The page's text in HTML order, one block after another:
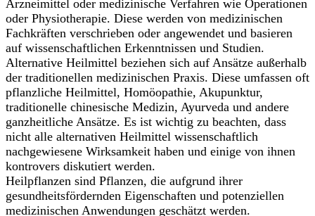
Arzneimittel oder medizinische Verfahren wie Operationen
oder Physiotherapie. Diese werden von medizinischen
Fachkräften verschrieben oder angewendet und basieren
auf wissenschaftlichen Erkenntnissen und Studien.
Alternative Heilmittel beziehen sich auf Ansätze außerhalb
der traditionellen medizinischen Praxis. Diese umfassen oft
pflanzliche Heilmittel, Homöopathie, Akupunktur,
traditionelle chinesische Medizin, Ayurveda und andere
ganzheitliche Ansätze. Es ist wichtig zu beachten, dass
nicht alle alternativen Heilmittel wissenschaftlich
nachgewiesene Wirksamkeit haben und einige von ihnen
kontrovers diskutiert werden.
Heilpflanzen sind Pflanzen, die aufgrund ihrer
gesundheitsfördernden Eigenschaften und potenziellen
medizinischen Anwendungen geschätzt werden.